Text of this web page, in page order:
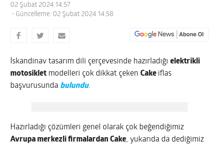
02 Şubat 2024 14:57
- Güncelleme: 02 Şubat 2024 14:58
İskandinav tasarım dili çerçevesinde hazırladığıelektrikli
motosiklet modelleri çok dikkat çekenCake iflas
başvurusunda bulundu.
Hazırladığı çözümleri genel olarak çok beğendiğimiz
Avrupa merkezli firmalardan Cake, yukarıda da dediğimiz